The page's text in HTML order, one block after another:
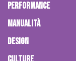
PERFORMANCE
MANUALITÀ
DESIGN